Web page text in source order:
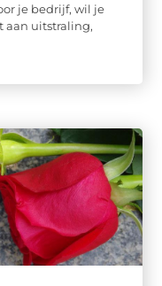
je bedrijf, wil je
aan uitstraling,